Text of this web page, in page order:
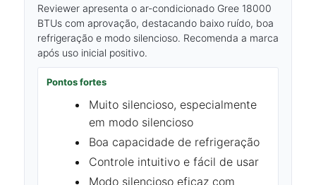
Reviewer apresenta o ar-condicionado Gree 18000
BTUs com aprovação, destacando baixo ruído, boa
refrigeração e modo silencioso. Recomenda a marca
após uso inicial positivo.
Pontos fortes
Muito silencioso, especialmente
em modo silencioso
Boa capacidade de refrigeração
Controle intuitivo e fácil de usar
Modo silencioso eficaz com